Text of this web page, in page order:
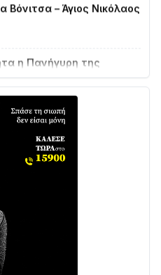
στο Γολέμι
στο Δήμο Αγρινίου
που κυκλοφορεί
εκχώρηση των νερών
που κυκλοφορεί